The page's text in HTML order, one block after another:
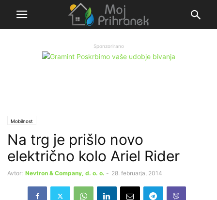
Sponzorirano
Mobilnost
Na trg je prišlo novo
električno kolo Ariel Rider
Avtor: Nevtron & Company, d. o. o. - 28. februarja, 2014